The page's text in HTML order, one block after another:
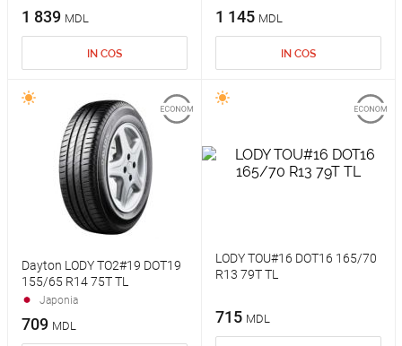
1 839 MDL
IN COS
1 145 MDL
IN COS
Dayton LODY TO2#19 DOT19
155/65 R14 75T TL
Japonia
709 MDL
LODY TOU#16 DOT16 165/70
R13 79T TL
715 MDL